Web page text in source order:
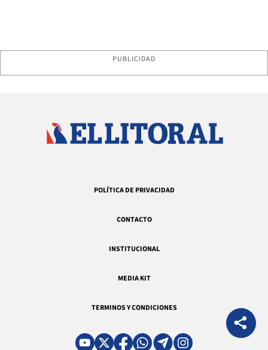
PUBLICIDAD
POLÍTICA DE PRIVACIDAD
CONTACTO
INSTITUCIONAL
MEDIA KIT
TERMINOS Y CONDICIONES